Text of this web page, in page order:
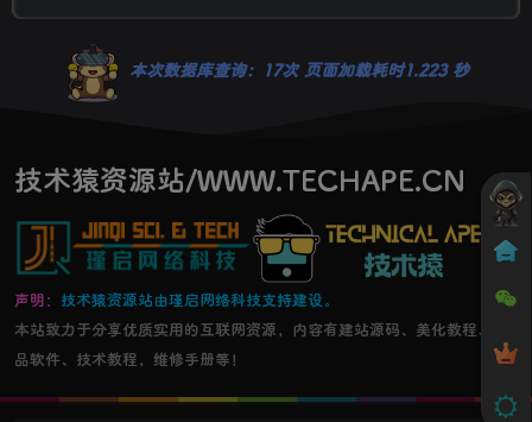
本次数据库查询：17次 页面加载耗时1.223 秒
技术猿资源站/WWW.TECHAPE.CN
声明： 技术猿资源站由瑾启网络科技支持建设。
本站致力于分享优质实用的互联网资源，内容有建站源码、美化教程、精
品软件、技术教程，维修手册等！